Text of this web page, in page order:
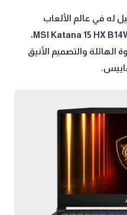
له في عالم الألعاب
والإبداع؟ نقدم لك MSI Katana 15 HX B14WFK-246XEG،
الهائلة والتصميم الأنيق